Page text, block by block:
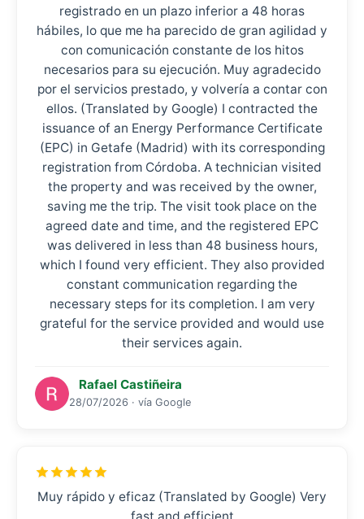
registrado en un plazo inferior a 48 horas
hábiles, lo que me ha parecido de gran agilidad y
con comunicación constante de los hitos
necesarios para su ejecución. Muy agradecido
por el servicios prestado, y volvería a contar con
ellos. (Translated by Google) I contracted the
issuance of an Energy Performance Certificate
(EPC) in Getafe (Madrid) with its corresponding
registration from Córdoba. A technician visited
the property and was received by the owner,
saving me the trip. The visit took place on the
agreed date and time, and the registered EPC
was delivered in less than 48 business hours,
which I found very efficient. They also provided
constant communication regarding the
necessary steps for its completion. I am very
grateful for the service provided and would use
their services again.
Rafael Castiñeira
28/07/2026 · vía Google
Muy rápido y eficaz (Translated by Google) Very